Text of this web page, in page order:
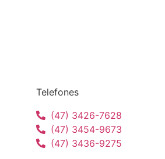
Telefones
(47) 3426-7628
(47) 3454-9673
(47) 3436-9275